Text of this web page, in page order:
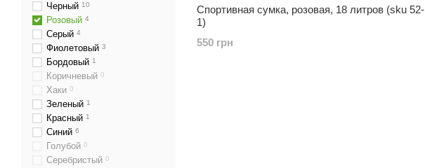
Спортивная сумка, розовая, 18 литров (sku 52-
1)
550 грн
Черный 10
Розовый 4
Серый 4
Фиолетовый 3
Бордовый 1
Коричневый 0
Хаки 0
Зеленый 1
Красный 1
Синий 6
Голубой 0
Серебристый 0